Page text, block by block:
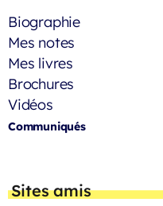
Biographie
Mes notes
Mes livres
Brochures
Vidéos
Communiqués
Sites amis